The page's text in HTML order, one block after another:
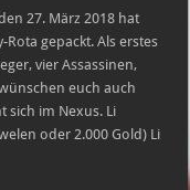
27. März 2018 hat
Rota gepackt. Als erstes
vier Assassinen,
euch auch
sich im Nexus. Li
oder 2.000 Gold) Li